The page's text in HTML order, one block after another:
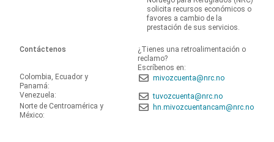
solicita recursos económicos o
favores a cambio de la
prestación de sus servicios.
Contáctenos
¿Tienes una retroalimentación o
reclamo?
Escríbenos en:
Colombia, Ecuador y
Panamá:
mivozcuenta@nrc.no
Venezuela:
tuvozcuenta@nrc.no
Norte de Centroamérica y
México:
hn.mivozcuentancam@nrc.no